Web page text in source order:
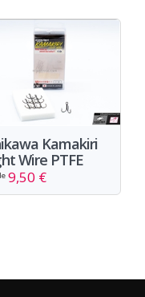
Kamakiri
Wire PTFE
9,50 €